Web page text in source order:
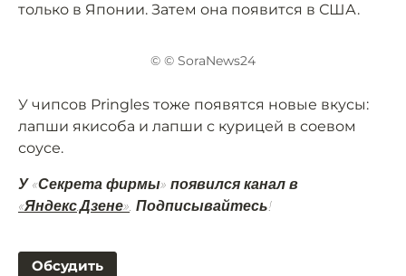
только в Японии. Затем она появится в США.
© © SoraNews24
У чипсов Pringles тоже появятся новые вкусы:
лапши якисоба и лапши с курицей в соевом
соусе.
У «Секрета фирмы» появился канал в
«Яндекс.Дзене». Подписывайтесь!
Обсудить